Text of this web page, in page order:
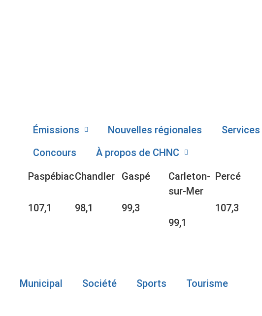
Émissions
Nouvelles régionales
Services
Concours
À propos de CHNC
Paspébiac
107,1
Chandler
98,1
Gaspé
99,3
Carleton-
sur-Mer
99,1
Percé
107,3
Municipal Société Sports
Tourisme